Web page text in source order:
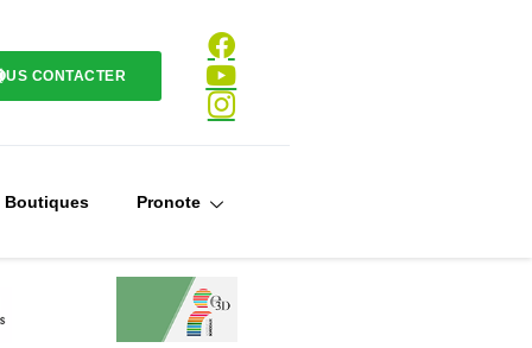
CONTACTER
Boutiques Pronote